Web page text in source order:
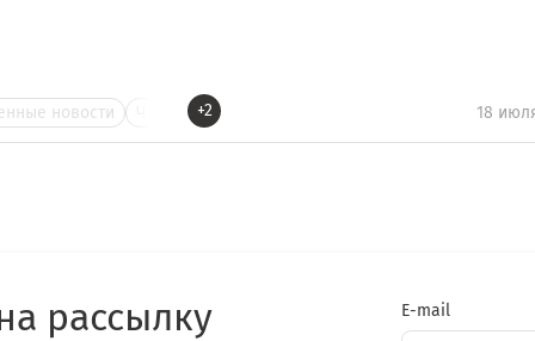
новости +2 18
рассылку E-mail